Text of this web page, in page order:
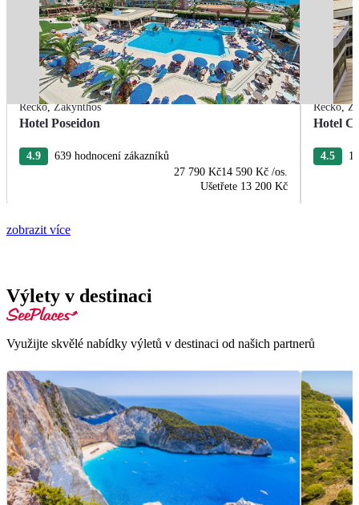
Řecko,Zakynthos
Hotel Poseidon
4.9
639 hodnocení zákazníků
27 790 Kč14 590 Kč /os.
Ušetřete 13 200 Kč
Řecko,
Hotel
4.5
zobrazit více
Výlety v destinaci
Využijte skvělé nabídky výletů v destinaci od našich partnerů